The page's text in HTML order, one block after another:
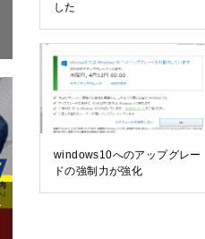
した
windows10へのアップグレー
ドの強制力が強化